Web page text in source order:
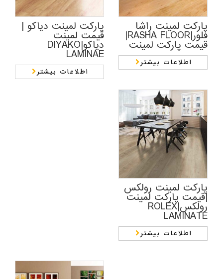
پارکت لمینت دیاکو |
قیمت لمینت
دیاکو|DIYAKO
LAMINAE
اطلاعات بیشتر
پارکت لمینت راشا
فلور|RASHA FLOOR|
قیمت پارکت لمینت
اطلاعات بیشتر
پارکت لمینت رولکس
|قیمت پارکت لمینت
رولکس|ROLEX
LAMINATE
اطلاعات بیشتر